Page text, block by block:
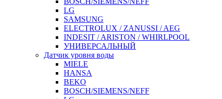
LG
SAMSUNG
ELECTROLUX / ZANUSSI / AEG
INDESIT / ARISTON / WHIRLPOOL
УНИВЕРСАЛЬНЫЙ
Датчик уровня воды
MIELE
HANSA
BEKO
BOSCH/SIEMENS/NEFF